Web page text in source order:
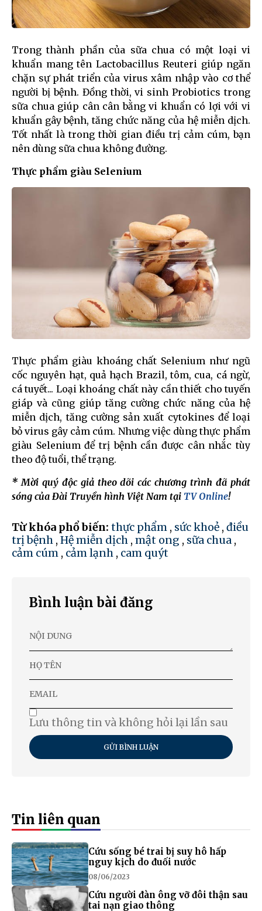
Trong thành phần của sữa chua có một loại vi
khuẩn mang tên Lactobacillus Reuteri giúp ngăn
chặn sự phát triển của virus xâm nhập vào cơ thể
người bị bệnh. Đồng thời, vi sinh Probiotics trong
sữa chua giúp cân cân bằng vi khuẩn có lợi với vi
khuẩn gây bệnh, tăng chức năng của hệ miễn dịch.
Tốt nhất là trong thời gian điều trị cảm cúm, bạn
nên dùng sữa chua không đường.
Thực phẩm giàu Selenium
Thực phẩm giàu khoáng chất Selenium như ngũ
cốc nguyên hạt, quả hạch Brazil, tôm, cua, cá ngừ,
cá tuyết... Loại khoáng chất này cần thiết cho tuyến
giáp và cũng giúp tăng cường chức năng của hệ
miễn dịch, tăng cường sản xuất cytokines để loại
bỏ virus gây cảm cúm. Nhưng việc dùng thực phẩm
giàu Selenium để trị bệnh cần được cân nhắc tùy
theo độ tuổi, thể trạng.
* Mời quý độc giả theo dõi các chương trình đã phát
sóng của Đài Truyền hình Việt Nam tại TV Online!
Từ khóa phổ biến: thực phẩm , sức khoẻ , điều
trị bệnh , Hệ miễn dịch , mật ong , sữa chua ,
cảm cúm , cảm lạnh , cam quýt
Bình luận bài đăng
Lưu thông tin và không hỏi lại lần sau
GỬI BÌNH LUẬN
Tin liên quan
Cứu sống bé trai bị suy hô hấp
nguy kịch do đuối nước
08/06/2023
Cứu người đàn ông vỡ đôi thận sau
tai nạn giao thông